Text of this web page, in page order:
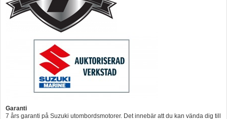
Garanti
7 års garanti på Suzuki utombordsmotorer. Det innebär att du kan vända dig till